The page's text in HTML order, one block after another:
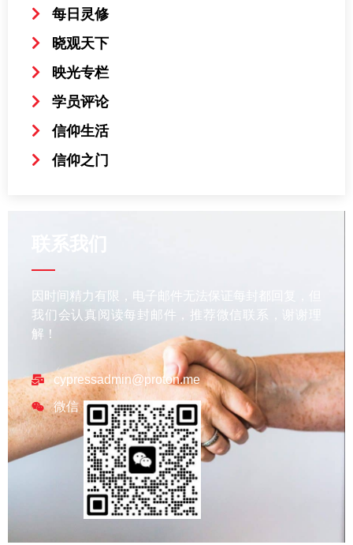
每日灵修
晓观天下
映光专栏
学员评论
信仰生活
信仰之门
因时间精力有限，电子邮件无法保证每封都回复，但
我们会认真阅读每封邮件，推荐微信联系，谢谢理
解！
cypressadmin@proton.me
微信